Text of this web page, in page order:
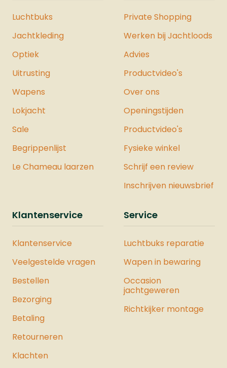
Luchtbuks
Jachtkleding
Optiek
Uitrusting
Wapens
Lokjacht
Sale
Begrippenlijst
Le Chameau laarzen
Private Shopping
Werken bij Jachtloods
Advies
Productvideo's
Over ons
Openingstijden
Productvideo's
Fysieke winkel
Schrijf een review
Inschrijven nieuwsbrief
Klantenservice
Klantenservice
Veelgestelde vragen
Bestellen
Bezorging
Betaling
Retourneren
Klachten
Service
Luchtbuks reparatie
Wapen in bewaring
Occasion
jachtgeweren
Richtkijker montage